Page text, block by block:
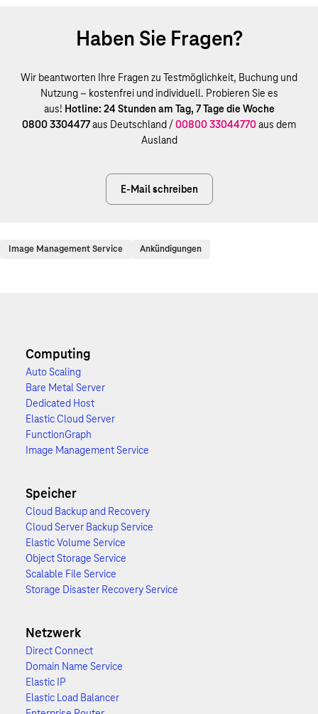
Haben Sie Fragen?
Wir beantworten Ihre Fragen zu Testmöglichkeit, Buchung und
Nutzung – kostenfrei und individuell. Probieren Sie es
aus! Hotline: 24 Stunden am Tag, 7 Tage die Woche
0800 3304477aus Deutschland /00800 33044770aus dem
Ausland
E-Mail schreiben
Image Management Service Ankündigungen
Computing
Auto Scaling
Bare Metal Server
Dedicated Host
Elastic Cloud Server
FunctionGraph
Image Management Service
Speicher
Cloud Backup and Recovery
Cloud Server Backup Service
Elastic Volume Service
Object Storage Service
Scalable File Service
Storage Disaster Recovery Service
Netzwerk
Direct Connect
Domain Name Service
Elastic IP
Elastic Load Balancer